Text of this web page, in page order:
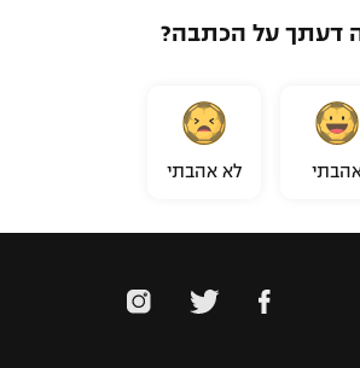
דעתך על הכתבה?
לא אהבתי